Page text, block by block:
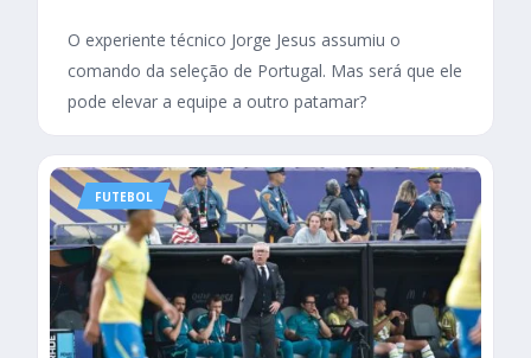
O experiente técnico Jorge Jesus assumiu o
comando da seleção de Portugal. Mas será que ele
pode elevar a equipe a outro patamar?
FUTEBOL